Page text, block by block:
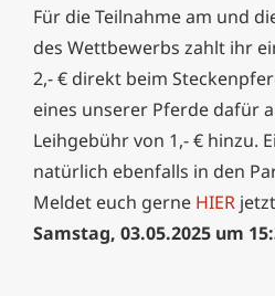
Für die Teilnahme am und
des Wettbewerbs zahlt ihr
2,- € direkt beim
eines unserer Pferde dafür
Leihgebühr von 1,- € hinzu.
natürlich ebenfalls in den
Meldet euch gerne HIER
Samstag, 03.05.2025 um